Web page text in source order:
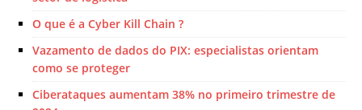
O que é a Cyber Kill Chain ?
Vazamento de dados do PIX: especialistas orientam
como se proteger
Ciberataques aumentam 38% no primeiro trimestre de